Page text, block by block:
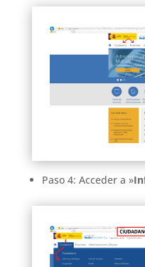
Paso 4: Acceder a »